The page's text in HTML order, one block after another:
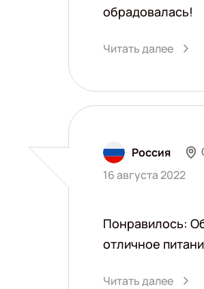
обрадовалась!
Читать далее
Россия
16 августа 2022
Понравилось:
отличное
Читать далее